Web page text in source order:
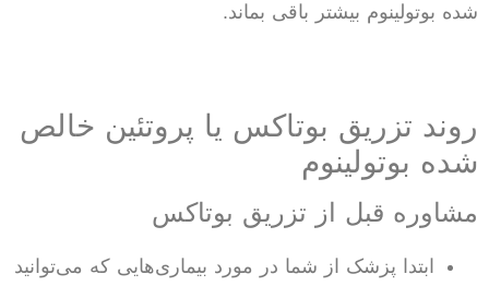
شده بوتولینوم بیشتر باقی بماند.
روند تزریق بوتاکس یا پروتئین خالص
شده بوتولینوم
مشاوره قبل از تزریق بوتاکس
ابتدا پزشک از شما در مورد بیماری‌هایی که می‌توانید